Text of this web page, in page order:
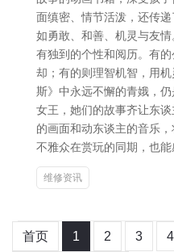
面缜密、情节活泼，还传
如勇敢、和善、机灵与友
有独到的个性和阅历。有
却；有的则理智机智，用
斯》中永远不懈的青娥，
女王，她们的故事齐让东
的画面和动东谈主的音乐
不雅众在赏玩的同期，也
维修资讯
首页 1 2 3 4